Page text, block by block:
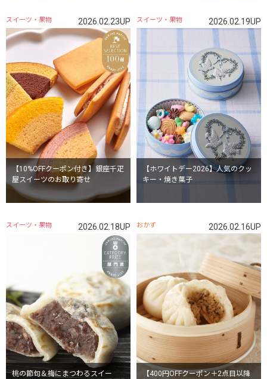
【10%OFFクーポン付き】銀座千疋
屋スイーツのお取り寄せ
スイーツ・果物 2026.02.23UP
【ホワイトデー2026】人気のクッ
キー・焼き菓子
スイーツ・果物 2026.02.19UP
桃の節句＆梅にまつわるスイー
スイーツ・果物 2026.02.18UP
【400円OFFクーポン＋2点目以降
おかず 2026.02.16UP